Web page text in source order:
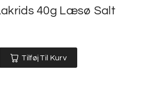
40g Læsø Salt
Tilføj Til Kurv